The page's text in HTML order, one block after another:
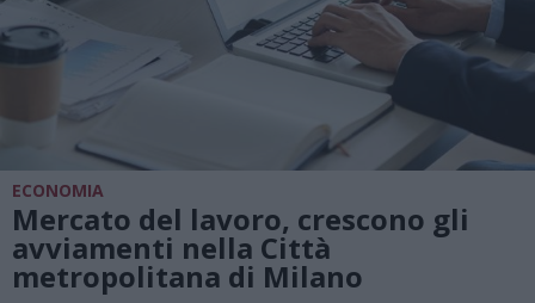
ECONOMIA
Mercato del lavoro, crescono gli
avviamenti nella Città
metropolitana di Milano